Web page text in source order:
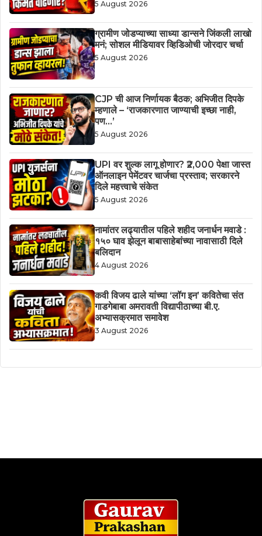
5 August 2026
ग्रामीण जोडप्याच्या साध्या डान्सने जिंकली लाखो
मनं; सोशल मीडियावर व्हिडिओची जोरदार चर्चा
5 August 2026
CJP ची आज निर्णायक बैठक; अभिजीत दिपके
म्हणाले – ‘राजकारणात जाण्याची इच्छा नाही,
पण…’
5 August 2026
UPI वर शुल्क लागू होणार? ₹2,000 पेक्षा जास्त
ऑनलाइन पेमेंटवर चार्जचा प्रस्ताव; सरकारने
दिले महत्त्वाचे संकेत
5 August 2026
नामांतर लढ्यातील पहिले शहीद जनार्धन मवाडे :
१५० घाव झेलून बाबासाहेबांच्या नावासाठी दिले
बलिदान
4 August 2026
कवी विजय ढाले यांच्या ‘लॉग इन’ कवितेचा संत
गाडगेबाबा अमरावती विद्यापीठाच्या बी.ए.
अभ्यासक्रमात समावेश
3 August 2026